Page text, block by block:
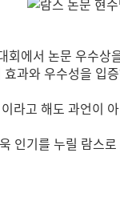
회에서 논문 우수상
과와 우수성을 입
라고 해도 과언이
인기를 누릴 람스